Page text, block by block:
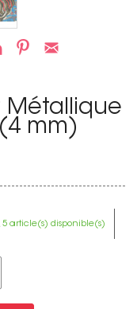
Métallique
mm)
5 article(s) disponible(s)